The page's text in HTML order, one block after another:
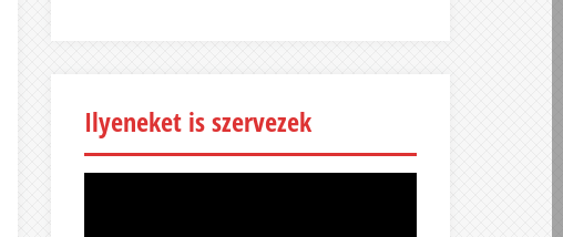
Ilyeneket is szervezek